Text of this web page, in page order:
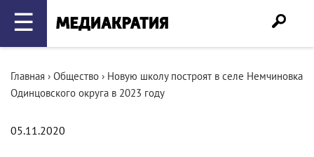
☰
Главная › Общество › Новую школу построят в селе Немчиновка
Одинцовского округа в 2023 году
05.11.2020